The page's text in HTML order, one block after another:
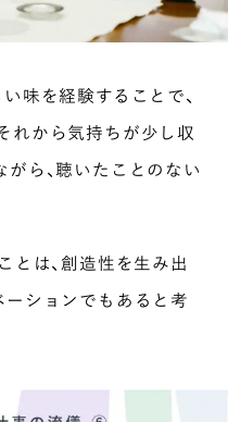
味を経験することで、
れから気持ちが少し収
ら、聴いたことのない
は、創造性を生み出
ーションでもあると考